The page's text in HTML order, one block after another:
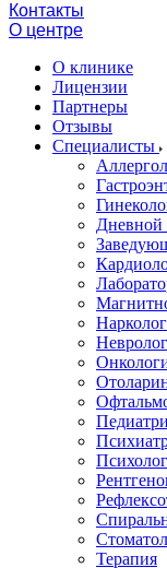
Контакты
О центре
О клинике
Лицензии
Партнеры
Отзывы
Специалисты
Дневной
Терапия